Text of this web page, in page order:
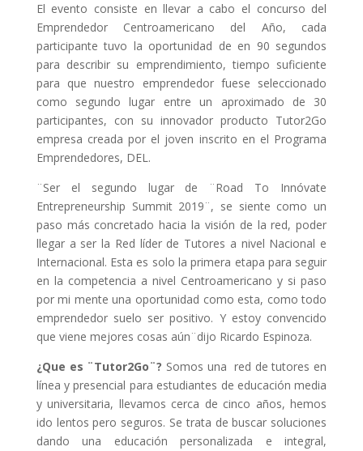
El evento consiste en llevar a cabo el concurso del
Emprendedor Centroamericano del Año, cada
participante tuvo la oportunidad de en 90 segundos
para describir su emprendimiento, tiempo suficiente
para que nuestro emprendedor fuese seleccionado
como segundo lugar entre un aproximado de 30
participantes, con su innovador producto Tutor2Go
empresa creada por el joven inscrito en el Programa
Emprendedores, DEL.
¨Ser el segundo lugar de ¨Road To Innóvate
Entrepreneurship Summit 2019¨, se siente como un
paso más concretado hacia la visión de la red, poder
llegar a ser la Red líder de Tutores a nivel Nacional e
Internacional. Esta es solo la primera etapa para seguir
en la competencia a nivel Centroamericano y si paso
por mi mente una oportunidad como esta, como todo
emprendedor suelo ser positivo. Y estoy convencido
que viene mejores cosas aún¨dijo Ricardo Espinoza.
¿Que es ¨Tutor2Go¨? Somos una red de tutores en
línea y presencial para estudiantes de educación media
y universitaria, llevamos cerca de cinco años, hemos
ido lentos pero seguros. Se trata de buscar soluciones
dando una educación personalizada e integral,